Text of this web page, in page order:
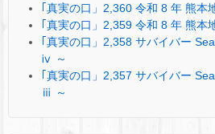
｢真実の口」2,360 令和 8 年 熊本
｢真実の口」2,359 令和 8 年 熊本
｢真実の口」2,358 サバイバー
ⅳ ～
｢真実の口」2,357 サバイバー
ⅲ ～